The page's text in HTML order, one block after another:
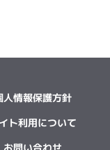
人情報保護方針
ト利用について
お問い合わせ